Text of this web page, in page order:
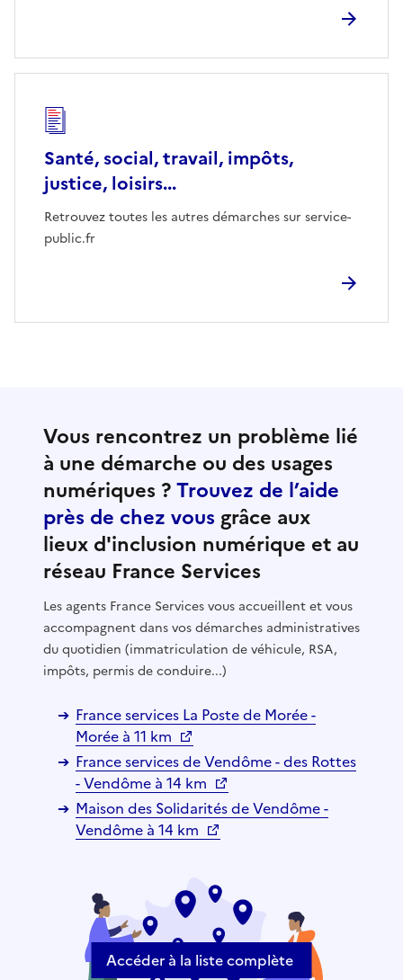
Santé, social, travail, impôts,
justice, loisirs...
Retrouvez toutes les autres démarches sur service-
public.fr
Vous rencontrez un problème lié
à une démarche ou des usages
numériques ?Trouvez de l’aide
près de chez vous grâce aux
lieux d'inclusion numérique et au
réseau France Services
Les agents France Services vous accueillent et vous
accompagnent dans vos démarches administratives
du quotidien (immatriculation de véhicule, RSA,
impôts, permis de conduire...)
France services La Poste de Morée -
Morée à 11 km
France services de Vendôme - des Rottes
- Vendôme à 14 km
Maison des Solidarités de Vendôme -
Vendôme à 14 km
Accéder à la liste complète